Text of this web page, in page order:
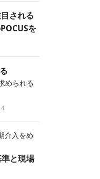
される
を
められる
介入をめ
と現場